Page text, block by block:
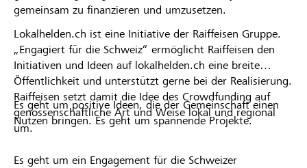
gemeinsam zu finanzieren und umzusetzen.
Lokalhelden.ch ist eine Initiative der Raiffeisen Gruppe.
„Engagiert für die Schweiz“ ermöglicht Raiffeisen den
Initiativen und Ideen auf lokalhelden.ch eine breite
Öffentlichkeit und unterstützt gerne bei der Realisierung.
Raiffeisen setzt damit die Idee des Crowdfunding auf
genossenschaftliche Art und Weise lokal und regional
um.
Es geht um positive Ideen, die der Gemeinschaft einen
Nutzen bringen. Es geht um spannende Projekte.
Es geht um ein Engagement für die Schweizer